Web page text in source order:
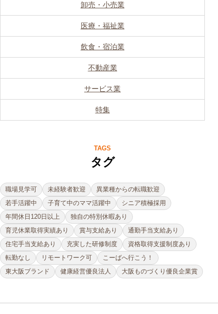
卸売・小売業
医療・福祉業
飲食・宿泊業
不動産業
サービス業
特集
TAGS
タグ
職場見学可 未経験者歓迎
異業種からの転職歓迎
若手活躍中
子育て中のママ活躍中
シニア積極採用
年間休日120日以上
独自の特別休暇あり
育児休業取得実績あり
賞与支給あり
通勤手当支給あり
住宅手当支給あり
充実した研修制度
資格取得支援制度あり
転勤なし
リモートワーク可
こーばへ行こう！
東大阪ブランド
健康経営優良法人 大阪ものづくり優良企業賞